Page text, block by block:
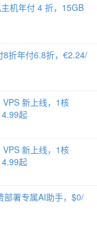
机年付 4 折，15GB
8折年付6.8折，€2.24/
新上线，1核
起
新上线，1核
起
部署专属AI助手，$0/